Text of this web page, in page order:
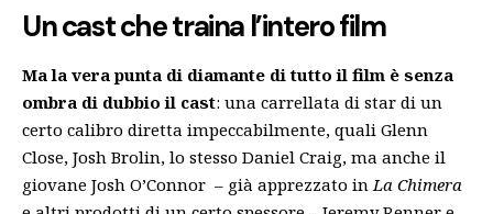
Un cast che traina l’intero film
Ma la vera punta di diamante di tutto il film è senza
ombra di dubbio il cast: una carrellata di star di un
certo calibro diretta impeccabilmente, quali Glenn
Close, Josh Brolin, lo stesso Daniel Craig, ma anche il
giovane Josh O’Connor – già apprezzato in La Chimera